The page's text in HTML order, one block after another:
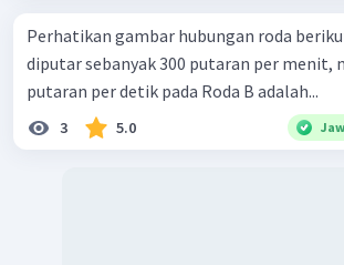
Perhatikan gambar hubungan roda berikut. Jika
diputar sebanyak 300 putaran per menit,
putaran per detik pada Roda B adalah...
3 5.0